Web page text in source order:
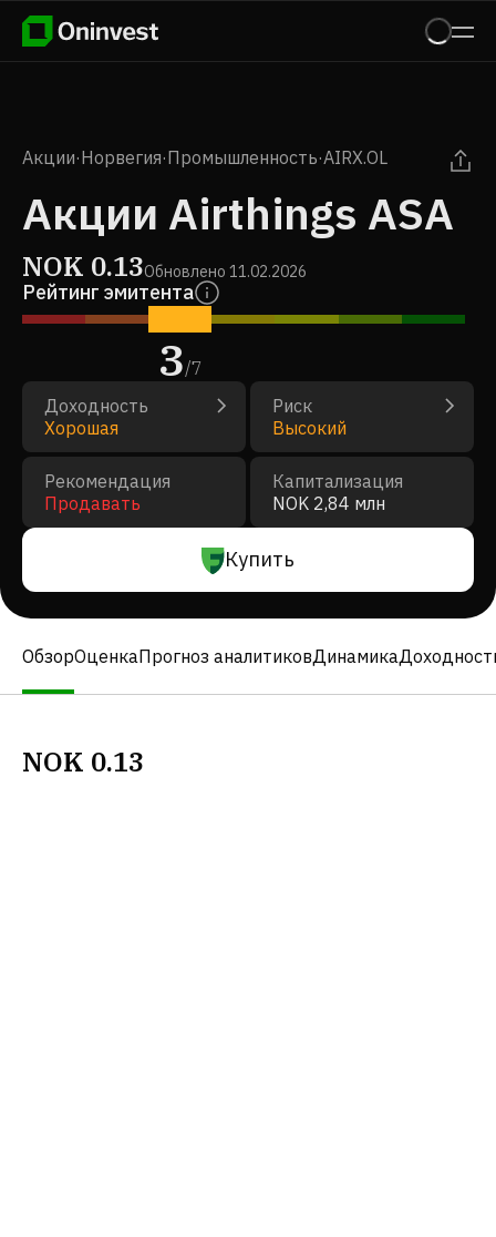
Акции·Норвегия·Промышленность·AIRX.OL
Акции Airthings ASA
NOK 0.13Обновлено 11.02.2026
Рейтинг эмитента
3/7
Доходность
Хорошая
Риск
Высокий
Рекомендация
Продавать
Капитализация
NOK 2,84 млн
Купить
ОбзорОценкаПрогноз аналитиковДинамика
NOK 0.13